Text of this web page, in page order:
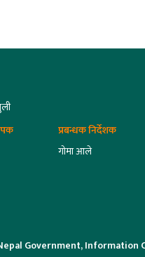
प्रबन्धक निर्देशक
गोमा आले
Government, Information